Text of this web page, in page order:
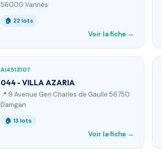
56000 Vannes
🏠 22 lots
Voir la fiche →
AI4513107
044 - VILLA AZARIA
📍 9 Avenue Gen Charles de Gaulle 56750
Damgan
🏠 13 lots
Voir la fiche →